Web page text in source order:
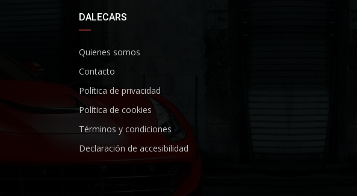
DALECARS
Quienes somos
Contacto
Política de privacidad
Política de cookies
Términos y condiciones
Declaración de accesibilidad